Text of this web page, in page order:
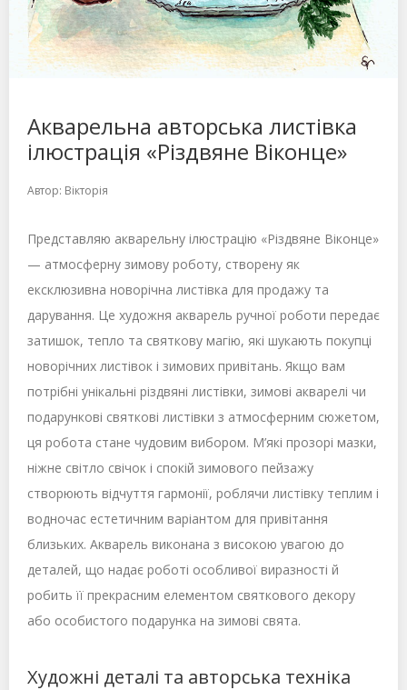
Акварельна авторська листівка
ілюстрація «Різдвяне Віконце»
Автор: Вікторія
Представляю акварельну ілюстрацію «Різдвяне Віконце»
— атмосферну зимову роботу, створену як
ексклюзивна новорічна листівка для продажу та
дарування. Це художня акварель ручної роботи передає
затишок, тепло та святкову магію, які шукають покупці
новорічних листівок і зимових привітань. Якщо вам
потрібні унікальні різдвяні листівки, зимові акварелі чи
подарункові святкові листівки з атмосферним сюжетом,
ця робота стане чудовим вибором. М’які прозорі мазки,
ніжне світло свічок і спокій зимового пейзажу
створюють відчуття гармонії, роблячи листівку теплим і
водночас естетичним варіантом для привітання
близьких. Акварель виконана з високою увагою до
деталей, що надає роботі особливої виразності й
робить її прекрасним елементом святкового декору
або особистого подарунка на зимові свята.
Художні деталі та авторська техніка